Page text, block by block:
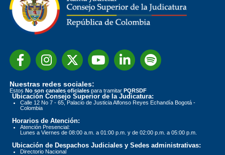
Nuestras redes sociales:
Estos No son canales oficiales para tramitar PQRSDF
Ubicación Consejo Superior de la Judicatura:
Calle 12 No 7 - 65, Palacio de Justicia Alfonso Reyes Echandía Bogotá -
Colombia
Horarios de Atención:
Atención Presencial:
Lunes a Viernes de 08:00 a.m. a 01:00 p.m. y de 02:00 p.m. a 05:00 p.m.
Ubicación de Despachos Judiciales y Sedes administrativas:
Directorio Nacional